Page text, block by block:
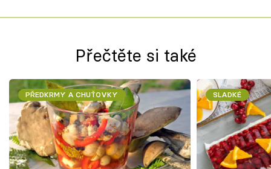
Přečtěte si také
PŘEDKRMY A CHUŤOVKY SLADKÉ